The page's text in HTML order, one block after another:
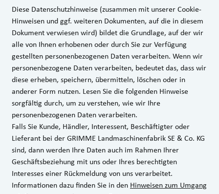
Diese Datenschutzhinweise (zusammen mit unserer Cookie-
Hinweisen und ggf. weiteren Dokumenten, auf die in diesem
Dokument verwiesen wird) bildet die Grundlage, auf der wir
alle von Ihnen erhobenen oder durch Sie zur Verfügung
gestellten personenbezogenen Daten verarbeiten. Wenn wir
personenbezogene Daten verarbeiten, bedeutet das, dass wir
diese erheben, speichern, übermitteln, löschen oder in
anderer Form nutzen. Lesen Sie die folgenden Hinweise
sorgfältig durch, um zu verstehen, wie wir Ihre
personenbezogenen Daten verarbeiten.
Falls Sie Kunde, Händler, Interessent, Beschäftigter oder
Lieferant bei der GRIMME Landmaschinenfabrik SE & Co. KG
sind, dann werden Ihre Daten auch im Rahmen Ihrer
Geschäftsbeziehung mit uns oder Ihres berechtigten
Interesses einer Rückmeldung von uns verarbeitet.
Informationen dazu finden Sie in den Hinweisen zum Umgang